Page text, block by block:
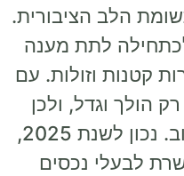
הלב הציבורית.
לתת מענה
קטנות וזולות. עם
הולך וגדל, ולכן
ההוראה הוארכה שוב ושוב. נכון לשנת 2025,
לבעלי נכסים